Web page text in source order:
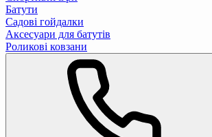
Батути
Садові гойдалки
Аксесуари для батутів
Роликові ковзани